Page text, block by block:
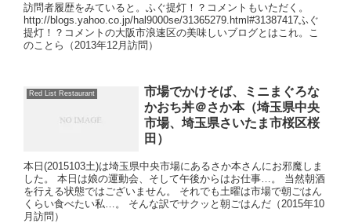
訪問者履歴をみていると。ふぐ提灯！？コメントもいただく。
http://blogs.yahoo.co.jp/hal9000se/31365279.html#31387417ふぐ
提灯！？コメントの大阪市浪速区の美味しいブログとはこれ。こ
のことら（2013年12月訪問）
Red List Restaurant
市場でかけそば、ミニまぐろな
かおち丼＠さか本（埼玉県中央
市場、埼玉県さいたま市桜区桜
田）
本日(2015103土)は埼玉県中央市場にあるさか本さんにお邪魔しま
した。 本日は娘の運動会、そして午後からはお仕事…。 当然朝酒
を行える状態ではございません。 それでも土曜は市場で朝ごはん
くらい食べたい私…。 そんな訳でサクッと朝ごはんだ（2015年10
月訪問）